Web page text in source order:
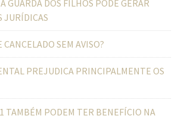
GUARDA DOS FILHOS PODE GERAR
JURÍDICAS
CANCELADO SEM AVISO?
PREJUDICA PRINCIPALMENTE OS
TAMBÉM PODEM TER BENEFÍCIO NA